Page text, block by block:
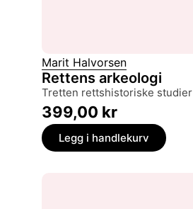
Marit Halvorsen
Rettens arkeologi
tretten rettshistoriske studier
399,00 kr
Legg i handlekurv